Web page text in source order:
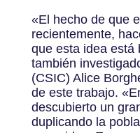
«El hecho de que
recientemente,
que esta idea está
también
(CSIC) Alice
de este trabajo.
descubierto un
duplicando la